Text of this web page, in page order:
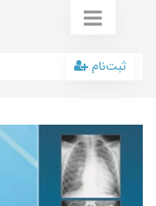
ثبت‌نام